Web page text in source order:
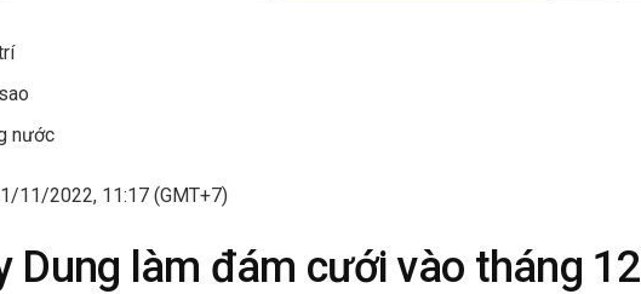
nước
11/2022, 11:17 (GMT+7)
Dung làm đám cưới vào tháng 12